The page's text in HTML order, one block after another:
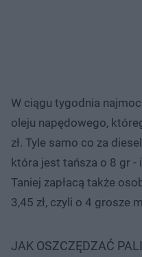
W ciągu tygodnia
oleju napędowego,
zł. Tyle samo co za
która jest tańsza o 8 gr
Taniej zapłacą także
3,45 zł, czyli o 4 grosze
JAK OSZCZĘDZAĆ